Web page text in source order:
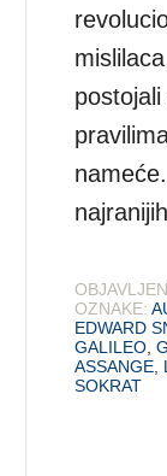
OZNAKE:
EDWARD
GALILEO ,
ASSANGE
SOKRAT